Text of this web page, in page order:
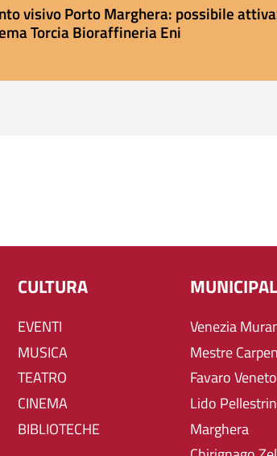
visivo Porto Marghera: possibile
Torcia Bioraffineria Eni
CULTURA
EVENTI
MUSICA
TEATRO
CINEMA
BIBLIOTECHE
Venezia
Mestre
Favaro Veneto
Lido
Marghera